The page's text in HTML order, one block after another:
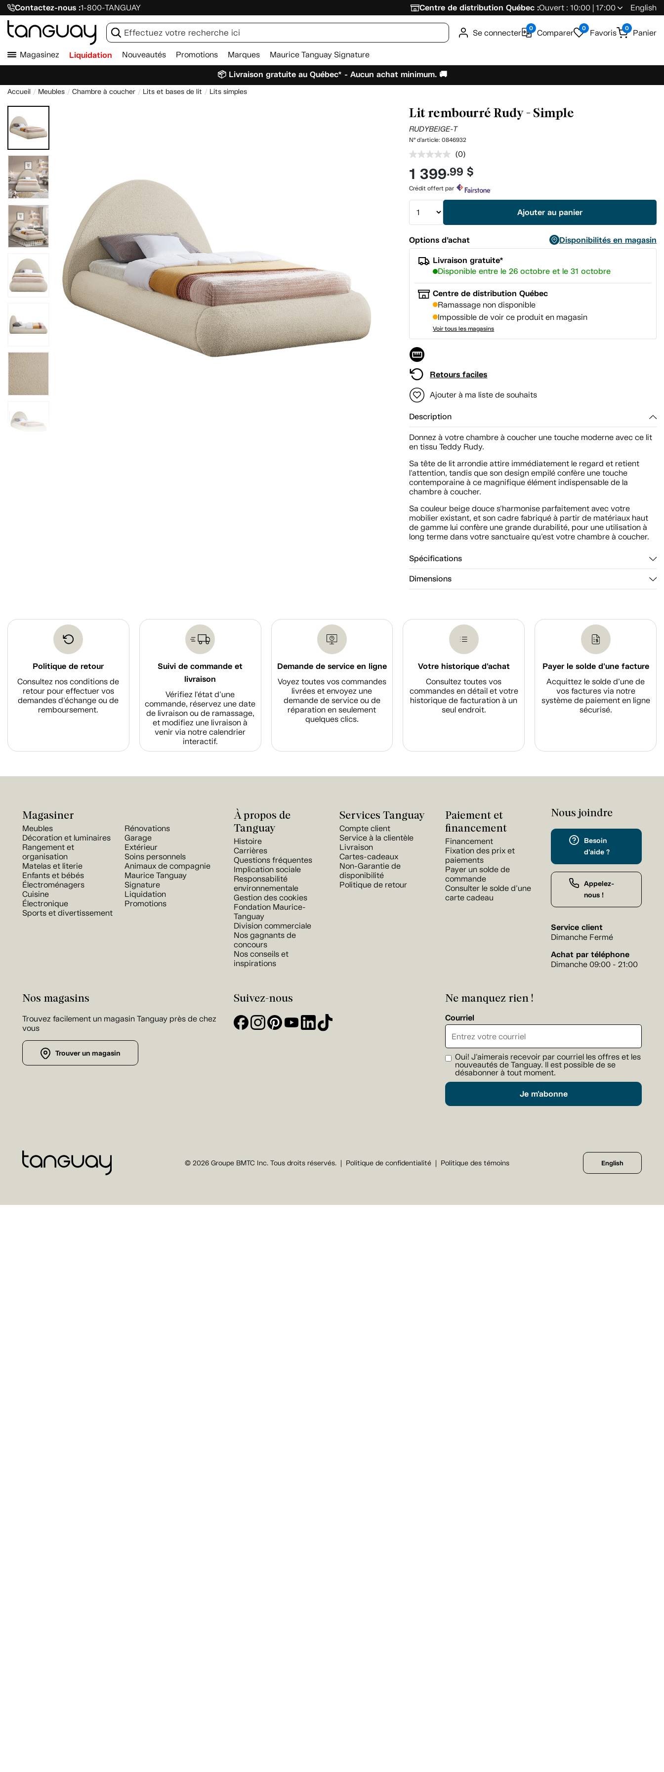
Contactez-nous :1-800-TANGUAY Centre de distribution Québec :Ouvert : 10:00 | 17:00 English
Se connecter 0 Comparer 0 Favoris 0 Panier
Magasinez Liquidation Nouveautés Promotions Marques Maurice Tanguay Signature
📦 Livraison gratuite au Québec* - Aucun achat minimum. 🚚
Accueil Meubles Chambre à coucher Lits et bases de lit Lits simples
Lit rembourré Rudy - Simple
RUDYBEIGE-T
N° d'article:0846932
Aucune
cote
pour
produit.
(0)
1 399.99 $
Crédit offert par
Ajouter au panier
Options d’achat
Disponibilités en magasin
Livraison gratuite*
Disponible entre le 26 octobre et le 31 octobre
Centre de distribution Québec
Ramassage non disponible
Impossible de voir ce produit en magasin
Voir tous les magasins
Retours faciles
Ajouter à ma liste de souhaits
Description
Donnez à votre chambre à coucher une touche moderne avec ce lit
en tissu Teddy Rudy.
Sa tête de lit arrondie attire immédiatement le regard et retient
l'attention, tandis que son design empilé confère une touche
contemporaine à ce magnifique élément indispensable de la
chambre à coucher.
Sa couleur beige douce s'harmonise parfaitement avec votre
mobilier existant, et son cadre fabriqué à partir de matériaux haut
de gamme lui confère une grande durabilité, pour une utilisation à
long terme dans votre sanctuaire qu'est votre chambre à coucher.
Spécifications
Dimensions
Politique de retour
Consultez nos conditions de
retour pour effectuer vos
demandes d'échange ou de
remboursement.
Suivi de commande et
livraison
Vérifiez l'état d'une
commande, réservez une date
de livraison ou de ramassage,
et modifiez une livraison à
venir via notre calendrier
interactif.
Demande de service en ligne
Voyez toutes vos commandes
livrées et envoyez une
demande de service ou de
réparation en seulement
quelques clics.
Votre historique d'achat
Consultez toutes vos
commandes en détail et votre
historique de facturation à un
seul endroit.
Payer le solde d'une facture
Acquittez le solde d’une de
vos factures via notre
système de paiement en ligne
sécurisé.
Magasiner
Meubles
Décoration et luminaires
Rangement et
organisation
Matelas et literie
Enfants et bébés
Électroménagers
Cuisine
Électronique
Sports et divertissement
Rénovations
Garage
Extérieur
Soins personnels
Animaux de compagnie
Maurice Tanguay
Signature
Liquidation
Promotions
À propos de
Tanguay
Histoire
Carrières
Questions fréquentes
Implication sociale
Responsabilité
environnementale
Gestion des cookies
Fondation Maurice-
Tanguay
Division commerciale
Nos gagnants de
concours
Nos conseils et
inspirations
Services Tanguay
Compte client
Service à la clientèle
Livraison
Cartes-cadeaux
Non-Garantie de
disponibilité
Politique de retour
Paiement et
financement
Financement
Fixation des prix et
paiements
Payer un solde de
commande
Consulter le solde d'une
carte cadeau
Nous joindre
Besoin
d'aide ?
Appelez-
nous !
Service client
Dimanche Fermé
Achat par téléphone
Dimanche 09:00 - 21:00
Nos magasins
Trouvez facilement un magasin Tanguay près de chez
vous
Trouver un magasin
Suivez-nous Ne manquez rien !
Courriel
Oui! J'aimerais recevoir par courriel les offres et les
nouveautés de Tanguay. Il est possible de se
désabonner à tout moment.
Je m'abonne
© 2026 Groupe BMTC Inc. Tous droits réservés. Politique de confidentialité Politique des témoins English